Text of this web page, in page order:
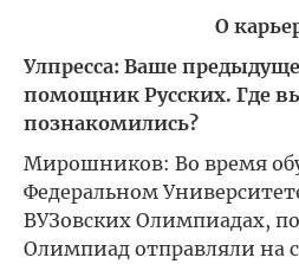
О
Улпресса: Ваше
помощник Русских. Где
познакомились?
Мирошников: Во время
Федеральном
ВУЗовских Олимпиадах,
Олимпиад отправляли на